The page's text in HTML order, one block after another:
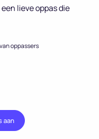
lieve oppas die
oppassers
aan